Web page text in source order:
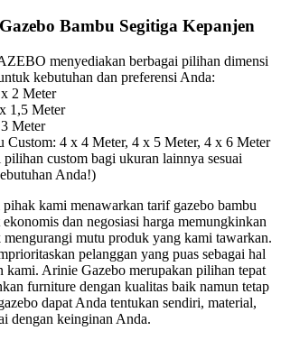
Bambu Segitiga Kepanjen
menyediakan berbagai pilihan dimensi
kebutuhan dan preferensi Anda:
2 Meter
1,5 Meter
Meter
Custom: 4 x 4 Meter, 4 x 5 Meter, 4 x 6 Meter
custom bagi ukuran lainnya sesuai
Anda!)
kami menawarkan tarif gazebo bambu
dan negosiasi harga memungkinkan
mutu produk yang kami tawarkan.
pelanggan yang puas sebagai hal
kami. Arinie Gazebo merupakan pilihan tepat
furniture dengan kualitas baik namun tetap
dapat Anda tentukan sendiri, material,
dengan keinginan Anda.